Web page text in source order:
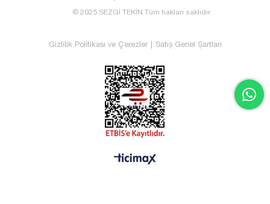
© 2025 SEZGİ TEKİN Tüm hakları saklıdır
Gizlilik Politikası ve Çerezler Satış Genel Şartları